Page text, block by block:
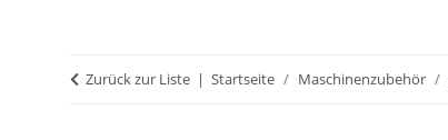
Zurück zur Liste Startseite Maschinenzubehör